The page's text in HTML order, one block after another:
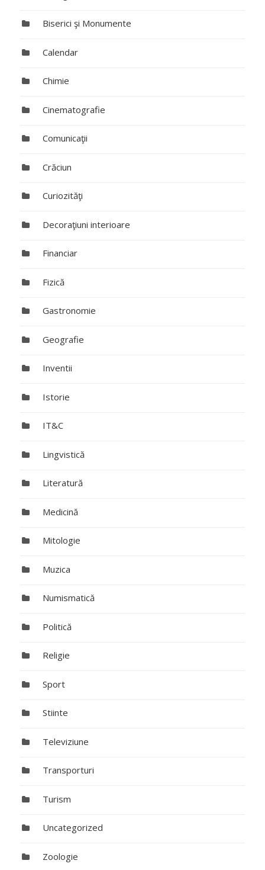
Biserici şi Monumente
Calendar
Chimie
Cinematografie
Comunicaţii
Crăciun
Curiozităţi
Decoraţiuni interioare
Financiar
Fizică
Gastronomie
Geografie
Inventii
Istorie
IT&C
Lingvistică
Literatură
Medicină
Mitologie
Muzica
Numismatică
Politică
Religie
Sport
Stiinte
Televiziune
Transporturi
Turism
Uncategorized
Zoologie